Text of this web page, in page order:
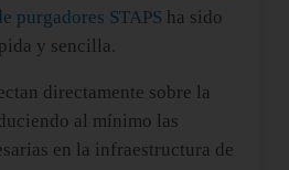
purgadores STAPS ha sido
y sencilla.
directamente sobre la
al mínimo las
en la infraestructura de